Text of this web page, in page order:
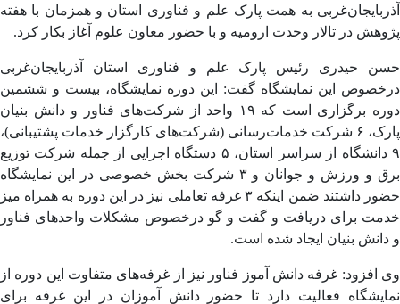
به همت پارک علم و فناوری استان و همزمان با هفته
در تالار وحدت ارومیه و با حضور معاون علوم آغاز بکار کرد.
حیدری رئیس پارک علم و فناوری استان آذربایجان‌غربی
این نمایشگاه گفت: این دوره نمایشگاه، بیست و ششمین
دوره برگزاری است که ۱۹ واحد از شرکت‌های فناور و دانش بنیان
پارک، ۶ شرکت خدمات‌رسانی (شرکت‌های کارگزار خدمات پشتیبانی)،
۹ دانشگاه از سراسر استان، ۵ دستگاه اجرایی از جمله شرکت توزیع
برق و ورزش و جوانان و ۳ شرکت بخش خصوصی در این نمایشگاه
حضور داشتند ضمن اینکه ۳ غرفه تعاملی نیز در این دوره به همراه میز
برای دریافت و گفت و گو درخصوص مشکلات واحدهای فناور
بنیان ایجاد شده است.
افزود: غرفه دانش آموز فناور نیز از غرفه‌های متفاوت این دوره از
فعالیت دارد تا حضور دانش آموزان در این غرفه برای